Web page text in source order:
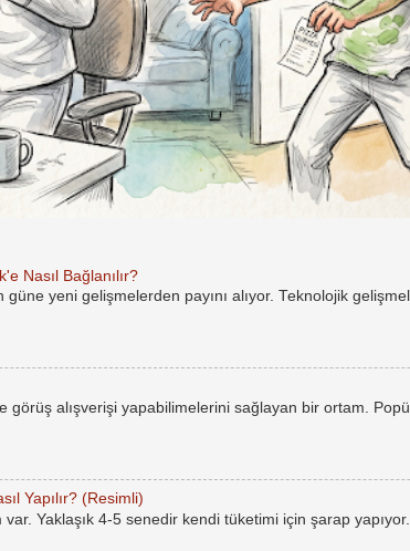
Nasıl Bağlanılır?
yeni gelişmelerden payını alıyor. Teknolojik
görüş alışverişi yapabilimelerini sağlayan bir ortam.
Yapılır? (Resimli)
Yaklaşık 4-5 senedir kendi tüketimi için şarap